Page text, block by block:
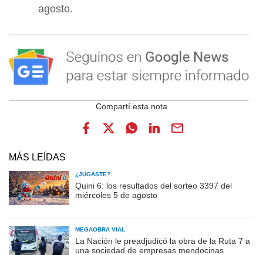
agosto.
MÁS LEÍDAS
¿JUGASTE?
Quini 6: los resultados del sorteo 3397 del
miércoles 5 de agosto
MEGAOBRA VIAL
La Nación le preadjudicó la obra de la Ruta 7 a
una sociedad de empresas mendocinas